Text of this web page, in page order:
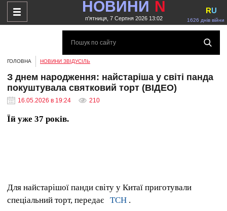
НОВИНИ N
п'ятниця, 7 Серпня 2026 13:02 1626 днів війни
RU
ГОЛОВНА НОВИНИ ЗВІДУСІЛЬ
З днем ​​народження: найстаріша у світі панда
покуштувала святковий торт (ВІДЕО)
16.05.2026 в 19:24 210
Їй уже 37 років.
Для найстарішої панди світу у Китаї приготували
спеціальний торт, передає ТСН .